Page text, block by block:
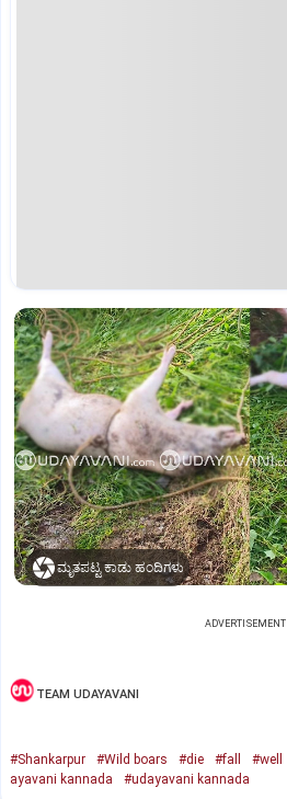
ಮೃತಪಟ್ಟ ಕಾಡು ಹಂದಿಗಳು
ADVERTISEMENT
TEAM UDAYAVANI
#Shankarpur #Wild boars #die #fall #well
ayavani kannada
#udayavani kannada